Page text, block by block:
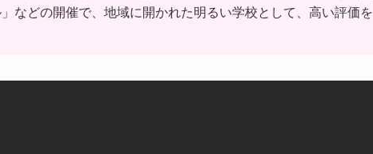
などの開催で、地域に開かれた明るい学校として、高い評価を